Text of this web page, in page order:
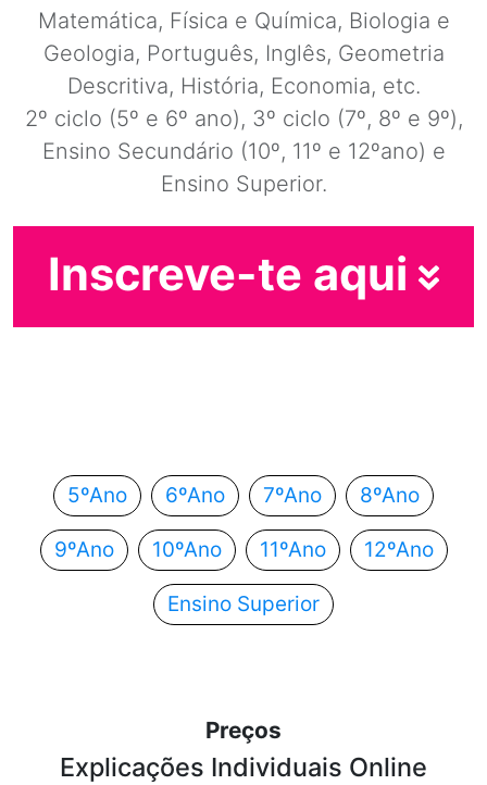
Matemática, Física e Química, Biologia e
Geologia, Português, Inglês, Geometria
Descritiva, História, Economia, etc.
2º ciclo (5º e 6º ano), 3º ciclo (7º, 8º e 9º),
Ensino Secundário (10º, 11º e 12ºano) e
Ensino Superior.
Inscreve-te aqui
5ºAno 6ºAno 7ºAno 8ºAno
9ºAno 10ºAno 11ºAno 12ºAno
Ensino Superior
Preços
Explicações Individuais Online